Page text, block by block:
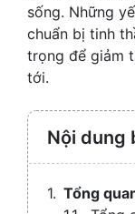
sống. Những
chuẩn bị tinh
trọng để giảm
tới.
Nội dung
Tổng